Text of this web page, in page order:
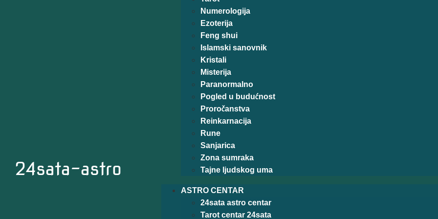
24sata-astro
Numerologija
Ezoterija
Feng shui
Islamski sanovnik
Kristali
Misterija
Paranormalno
Pogled u budućnost
Proročanstva
Reinkarnacija
Rune
Sanjarica
Zona sumraka
Tajne ljudskog uma
ASTRO CENTAR
24sata astro centar
Tarot centar 24sata